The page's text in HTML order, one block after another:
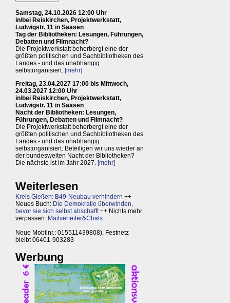
Samstag, 24.10.2026 12:00 Uhr
in/bei Reiskirchen, Projektwerkstatt,
Ludwigstr. 11 in Saasen
Tag der Bibliotheken: Lesungen, Führungen,
Debatten und Filmnacht?
Die Projektwerkstatt beherbergt eine der
größten politischen und Sachbibliotheken des
Landes - und das unabhängig
selbstorganisiert. [mehr]
Freitag, 23.04.2027 17:00 bis Mittwoch,
24.03.2027 12:00 Uhr
in/bei Reiskirchen, Projektwerkstatt,
Ludwigstr. 11 in Saasen
Nacht der Bibliotheken: Lesungen,
Führungen, Debatten und Filmnacht?
Die Projektwerkstatt beherbergt eine der
größten politischen und Sachbibliotheken des
Landes - und das unabhängig
selbstorganisiert. Beteiligen wir uns wieder an
der bundesweiten Nacht der Bibliotheken?
Die nächste ist im Jahr 2027. [mehr]
Weiterlesen
Kreis Gießen: B49-Neubau verhindern ++
Neues Buch: Die Demokratie überwinden,
bevor sie sich selbst abschafft++ Nichts mehr
verpassen: Mailverteiler&Chats
Neue Mobilnr.: 015511439808), Festnetz
bleibt 06401-903283
Werbung